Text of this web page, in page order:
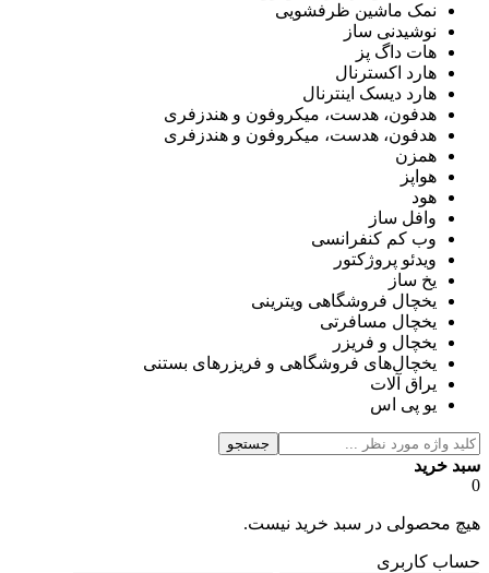
نمک ماشین ظرفشویی
نوشیدنی ساز
هات داگ پز
هارد اکسترنال
هارد دیسک اینترنال
هدفون، هدست، میکروفون و هندزفری
هدفون، هدست، میکروفون و هندزفری
همزن
هواپز
هود
وافل ساز
وب کم کنفرانسی
ویدئو پروژکتور
یخ ساز
یخچال فروشگاهی ویترینی
یخچال مسافرتی
یخچال و فریزر
یخچال‌های فروشگاهی و فریزرهای بستنی
یراق آلات
یو پی اس
جستجو
سبد خرید
0
هیچ محصولی در سبد خرید نیست.
حساب کاربری